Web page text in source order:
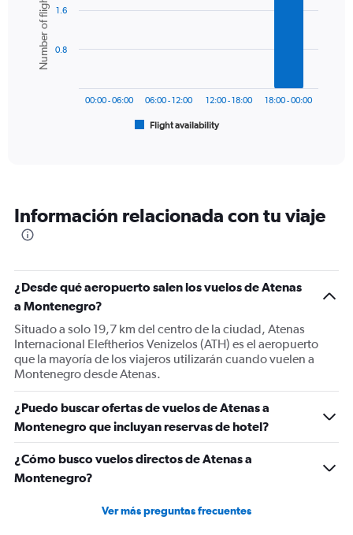
with
bars.
The
categories.
The
Y
axis
displaying
Number
of
flights.
Range:
to
2.4.
Number of flights
Flight availability
00:00 - 06:00 06:00 - 12:00 12:00 - 18:00 18:00 - 00:00
0.8
1.6
Información relacionada con tu viaje
¿Desde qué aeropuerto salen los vuelos de Atenas
a Montenegro?
Situado a solo 19,7 km del centro de la ciudad, Atenas
Internacional Eleftherios Venizelos (ATH) es el aeropuerto
que la mayoría de los viajeros utilizarán cuando vuelen a
Montenegro desde Atenas.
¿Puedo buscar ofertas de vuelos de Atenas a
Montenegro que incluyan reservas de hotel?
¿Cómo busco vuelos directos de Atenas a
Montenegro?
Ver más preguntas frecuentes